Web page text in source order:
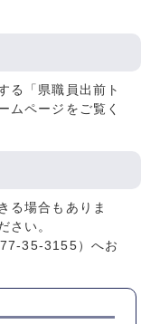
る「県職員出前ト
ムページをご覧く
る場合もありま
さい。
35-3155）へお